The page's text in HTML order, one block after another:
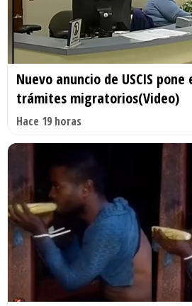
Nuevo anuncio de USCIS
trámites migratorios(Video)
Hace 19 horas